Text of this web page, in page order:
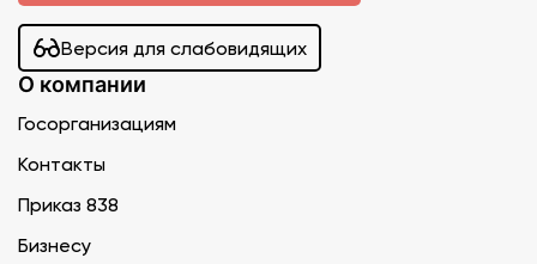
Версия для слабовидящих
О компании
Госорганизациям
Контакты
Приказ 838
Бизнесу